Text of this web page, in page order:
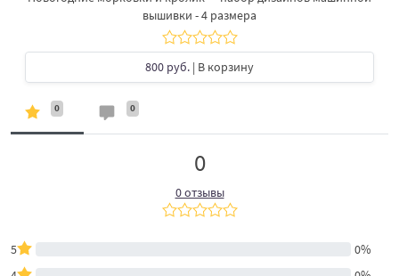
вышивки - 4 размера
800 руб. | В корзину
0 0
0
0 отзывы
5
0%